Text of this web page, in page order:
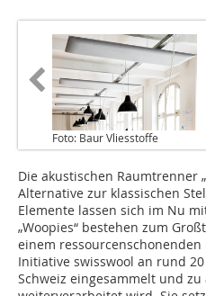
Foto: Baur Vliesstoffe
Die akustischen Raumtrenner
Alternative zur klassischen
Elemente lassen sich im Nu
„Woopies“ bestehen zum
einem
Initiative swisswool an rund
Schweiz eingesammelt und